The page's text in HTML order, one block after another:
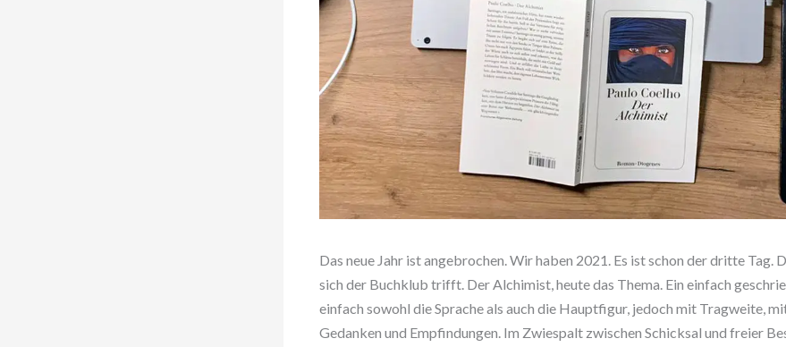
Das neue Jahr ist angebrochen. Wir haben 2021. Es ist schon der dritte Tag.
sich der Buchklub trifft. Der Alchimist, heute das Thema. Ein einfach
einfach sowohl die Sprache als auch die Hauptfigur, jedoch mit Tragweite,
Gedanken und Empfindungen. Im Zwiespalt zwischen Schicksal und freier